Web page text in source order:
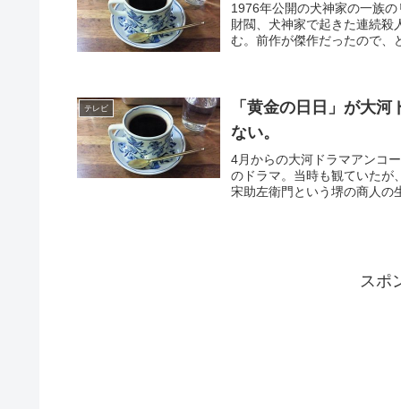
1976年公開の犬神家の一族
財閥、犬神家で起きた連続殺
む。前作が傑作だったので、
テレビ
「黄金の日日」が大
ない。
4月からの大河ドラマアンコ
のドラマ。当時も観ていたが
宋助左衛門という堺の商人の
スポ